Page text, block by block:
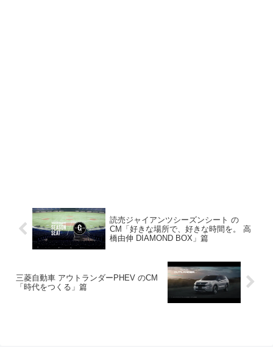
読売ジャイアンツシーズンシート の
CM「好きな場所で、好きな時間を。 高
橋由伸 DIAMOND BOX」篇
三菱自動車 アウトランダーPHEV のCM
「時代をつくる」篇